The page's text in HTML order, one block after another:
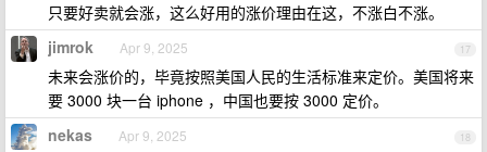
只要好卖就会涨，这么好用的涨价理由在这，不涨白不涨。
17
jimrok Apr 9, 2025
未来会涨价的，毕竟按照美国人民的生活标准来定价。美国将来
要 3000 块一台 iphone ，中国也要按 3000 定价。
18
nekas Apr 9, 2025